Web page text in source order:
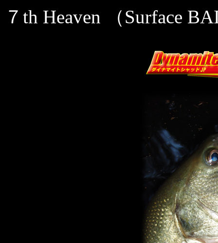
７th Heaven （Surface